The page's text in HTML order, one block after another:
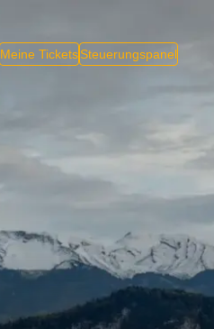
Meine TicketsSteuerungspanel